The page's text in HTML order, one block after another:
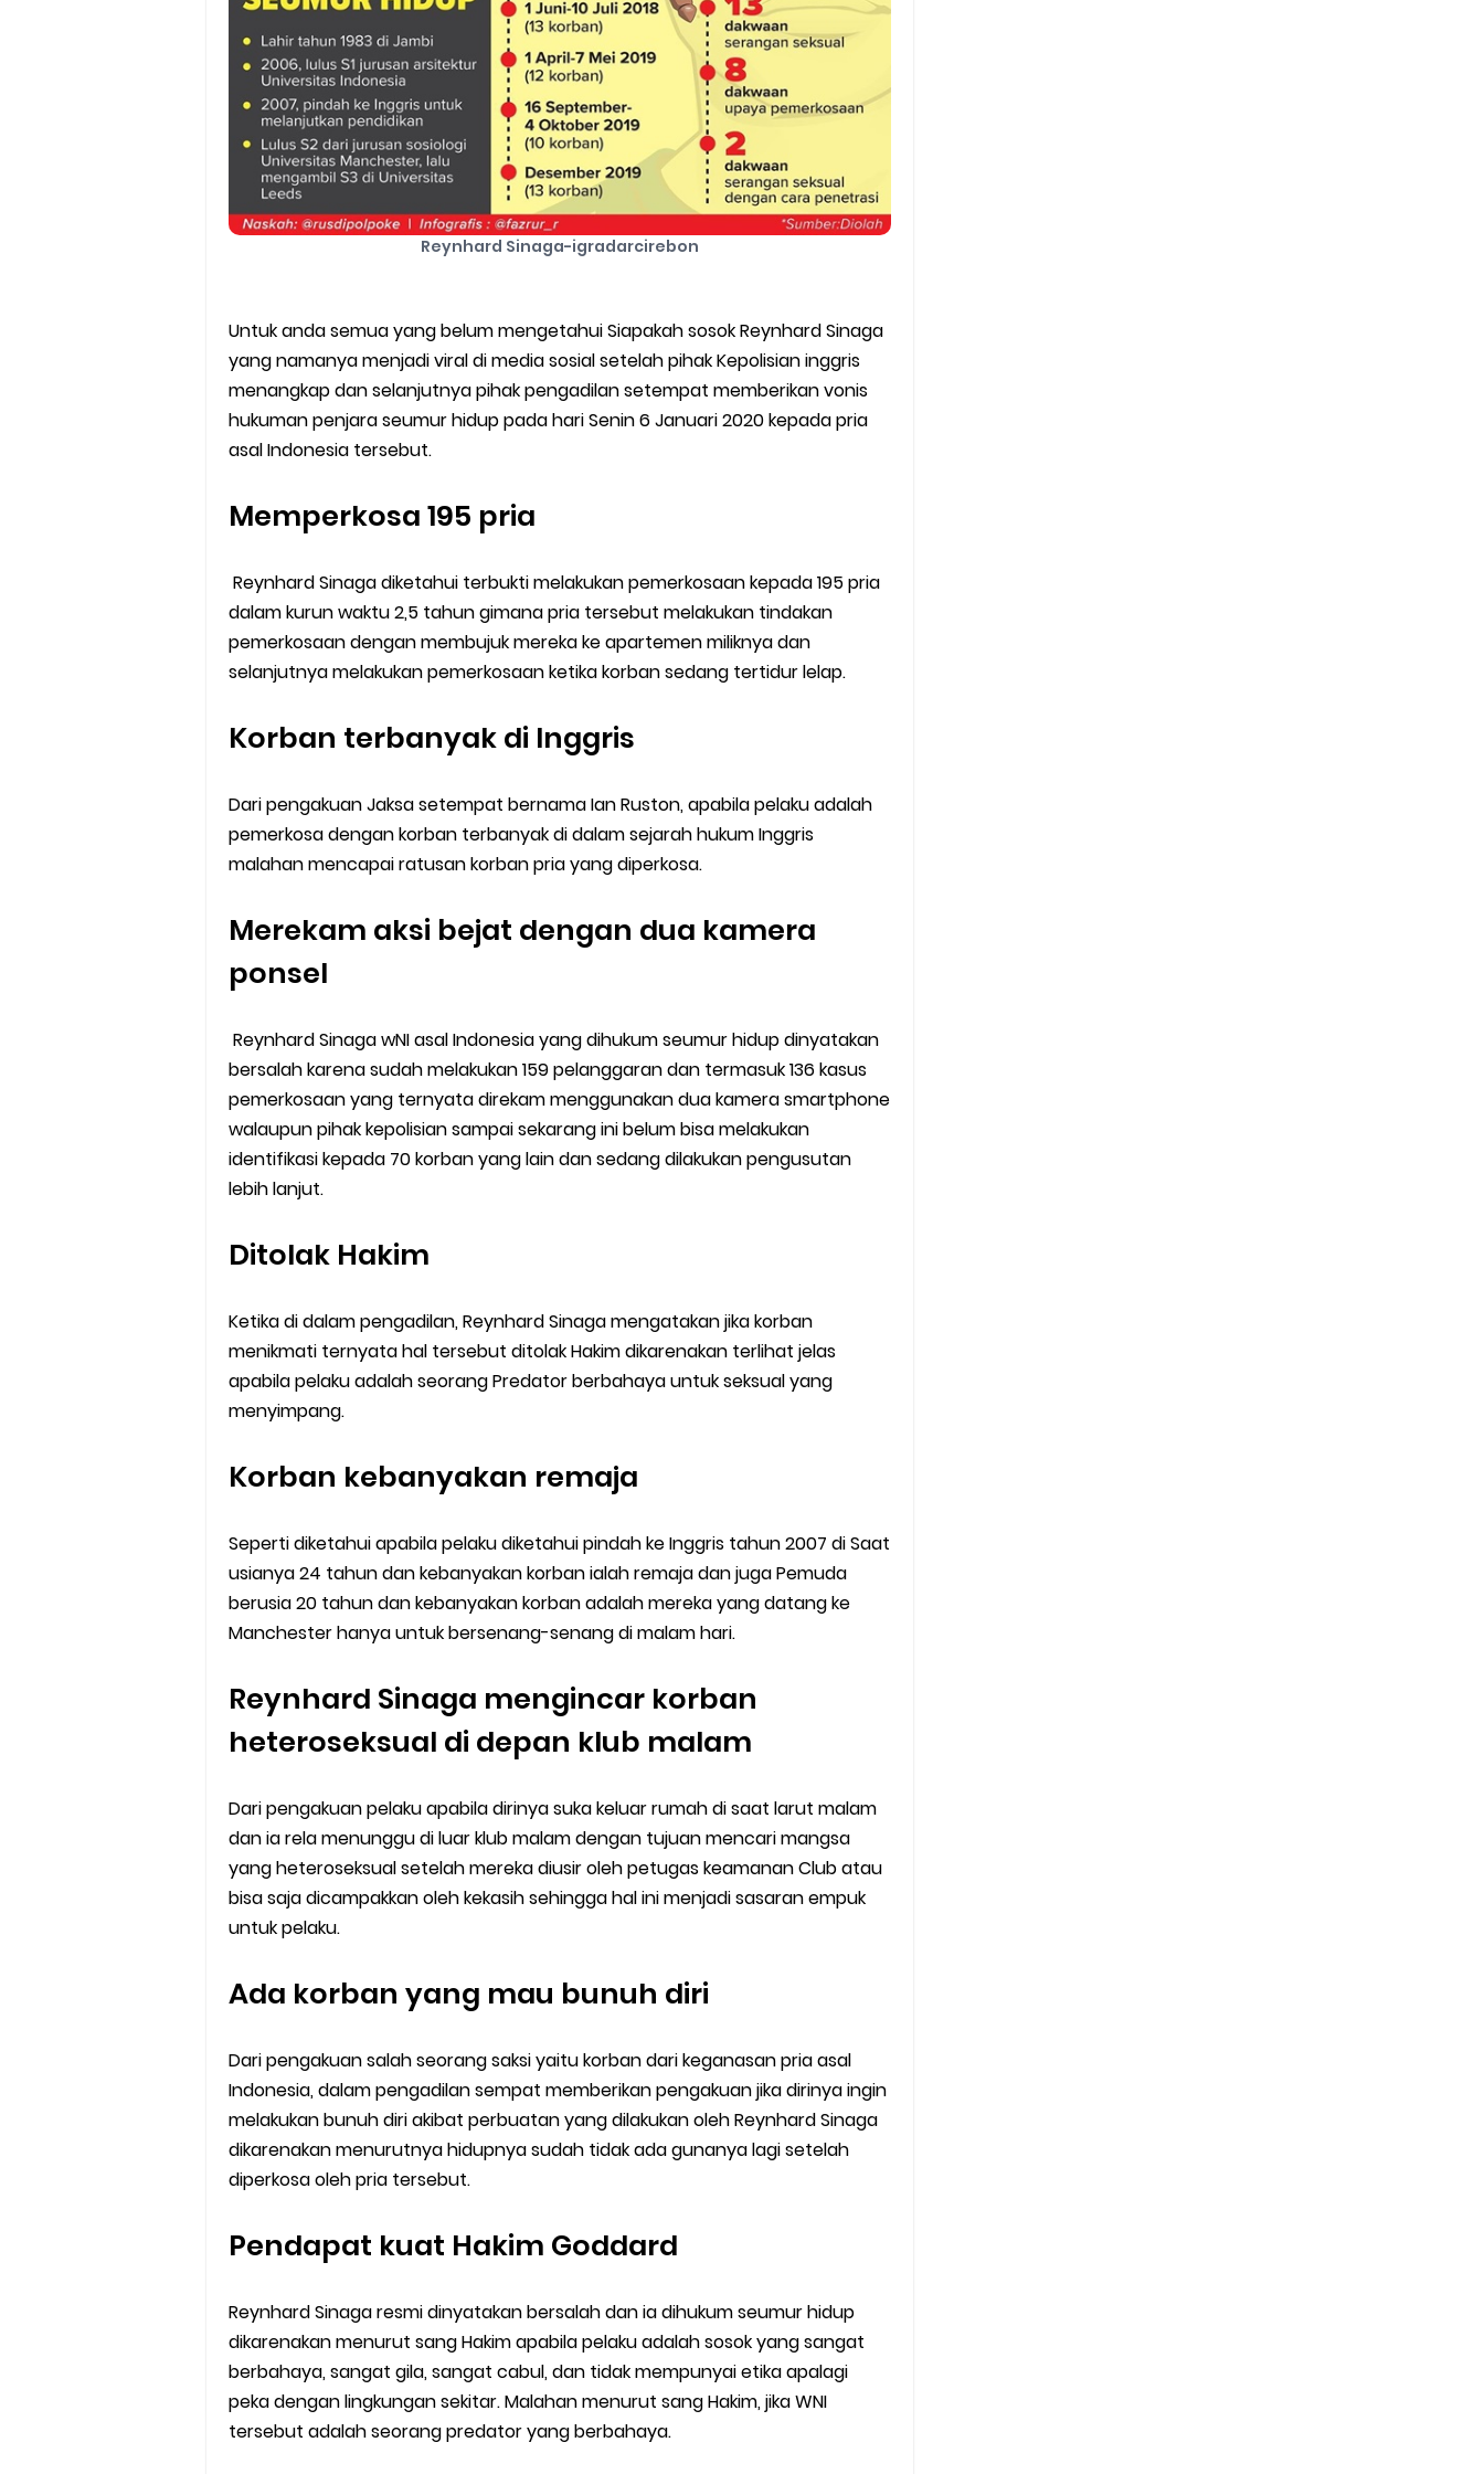
Reynhard Sinaga-igradarcirebon
Untuk anda semua yang belum mengetahui Siapakah sosok Reynhard Sinaga
yang namanya menjadi viral di media sosial setelah pihak Kepolisian inggris
menangkap dan selanjutnya pihak pengadilan setempat memberikan vonis
hukuman penjara seumur hidup pada hari Senin 6 Januari 2020 kepada pria
asal Indonesia tersebut.
Memperkosa 195 pria
Reynhard Sinaga diketahui terbukti melakukan pemerkosaan kepada 195 pria
dalam kurun waktu 2,5 tahun gimana pria tersebut melakukan tindakan
pemerkosaan dengan membujuk mereka ke apartemen miliknya dan
selanjutnya melakukan pemerkosaan ketika korban sedang tertidur lelap.
Korban terbanyak di Inggris
Dari pengakuan Jaksa setempat bernama Ian Ruston, apabila pelaku adalah
pemerkosa dengan korban terbanyak di dalam sejarah hukum Inggris
malahan mencapai ratusan korban pria yang diperkosa.
Merekam aksi bejat dengan dua kamera
ponsel
Reynhard Sinaga wNI asal Indonesia yang dihukum seumur hidup dinyatakan
bersalah karena sudah melakukan 159 pelanggaran dan termasuk 136 kasus
pemerkosaan yang ternyata direkam menggunakan dua kamera smartphone
walaupun pihak kepolisian sampai sekarang ini belum bisa melakukan
identifikasi kepada 70 korban yang lain dan sedang dilakukan pengusutan
lebih lanjut.
Ditolak Hakim
Ketika di dalam pengadilan, Reynhard Sinaga mengatakan jika korban
menikmati ternyata hal tersebut ditolak Hakim dikarenakan terlihat jelas
apabila pelaku adalah seorang Predator berbahaya untuk seksual yang
menyimpang.
Korban kebanyakan remaja
Seperti diketahui apabila pelaku diketahui pindah ke Inggris tahun 2007 di Saat
usianya 24 tahun dan kebanyakan korban ialah remaja dan juga Pemuda
berusia 20 tahun dan kebanyakan korban adalah mereka yang datang ke
Manchester hanya untuk bersenang-senang di malam hari.
Reynhard Sinaga mengincar korban
heteroseksual di depan klub malam
Dari pengakuan pelaku apabila dirinya suka keluar rumah di saat larut malam
dan ia rela menunggu di luar klub malam dengan tujuan mencari mangsa
yang heteroseksual setelah mereka diusir oleh petugas keamanan Club atau
bisa saja dicampakkan oleh kekasih sehingga hal ini menjadi sasaran empuk
untuk pelaku.
Ada korban yang mau bunuh diri
Dari pengakuan salah seorang saksi yaitu korban dari keganasan pria asal
Indonesia, dalam pengadilan sempat memberikan pengakuan jika dirinya ingin
melakukan bunuh diri akibat perbuatan yang dilakukan oleh Reynhard Sinaga
dikarenakan menurutnya hidupnya sudah tidak ada gunanya lagi setelah
diperkosa oleh pria tersebut.
Pendapat kuat Hakim Goddard
Reynhard Sinaga resmi dinyatakan bersalah dan ia dihukum seumur hidup
dikarenakan menurut sang Hakim apabila pelaku adalah sosok yang sangat
berbahaya, sangat gila, sangat cabul, dan tidak mempunyai etika apalagi
peka dengan lingkungan sekitar. Malahan menurut sang Hakim, jika WNI
tersebut adalah seorang predator yang berbahaya.